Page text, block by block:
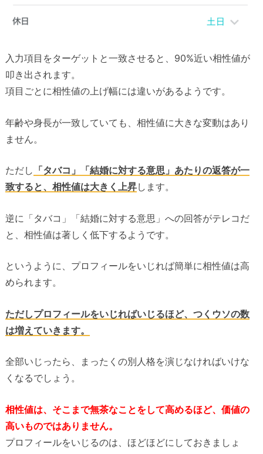
入力項目をターゲットと一致させると、90%近い相性値が
叩き出されます。
項目ごとに相性値の上げ幅には違いがあるようです。
年齢や身長が一致していても、相性値に大きな変動はあり
ません。
ただし 「タバコ」「結婚に対する意思」あたりの返答が一
致すると、相性値は大きく上昇します。
逆に「タバコ」「結婚に対する意思」への回答がテレコだ
と、相性値は著しく低下するようです。
というように、プロフィールをいじれば簡単に相性値は高
められます。
ただしプロフィールをいじればいじるほど、つくウソの数
は増えていきます。
全部いじったら、まったくの別人格を演じなければいけな
くなるでしょう。
相性値は、そこまで無茶なことをして高めるほど、価値の
高いものではありません。
プロフィールをいじるのは、ほどほどにしておきましょ